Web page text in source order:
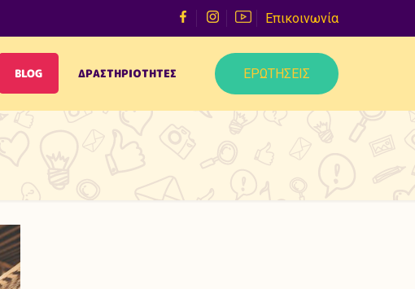
Επικοινωνία
BLOG ΔΡΑΣΤΗΡΙΟΤΗΤΕΣ ΕΡΩΤΗΣΕΙΣ